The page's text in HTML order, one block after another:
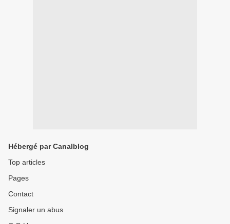
Hébergé par Canalblog
Top articles
Pages
Contact
Signaler un abus